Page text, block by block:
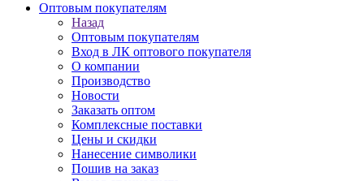
Оптовым покупателям
Назад
Оптовым покупателям
Вход в ЛК оптового покупателя
О компании
Производство
Новости
Заказать оптом
Комплексные поставки
Цены и скидки
Нанесение символики
Пошив на заказ